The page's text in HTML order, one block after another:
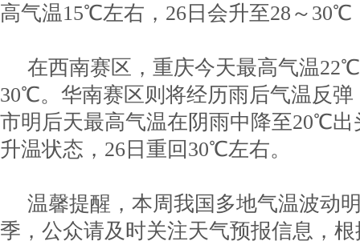
高气温15℃左右，26日会升至28～30℃
在西南赛区，重庆今天最高气温
30℃。华南赛区则将经历雨后气温反
市明后天最高气温在阴雨中降至20℃
升温状态，26日重回30℃左右。
温馨提醒，本周我国多地气温波动
季，公众请及时关注天气预报信息，